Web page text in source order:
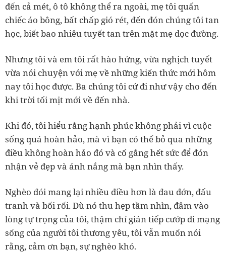
đến cả mét, ô tô không thể ra ngoài, mẹ tôi quấn
chiếc áo bông, bất chấp gió rét, đến đón chúng tôi tan
học, biết bao nhiêu tuyết tan trên mặt mẹ dọc đường.
Nhưng tôi và em tôi rất hào hứng, vừa nghịch tuyết
vừa nói chuyện với mẹ về những kiến thức mới hôm
nay tôi học được. Ba chúng tôi cứ đi như vậy cho đến
khi trời tối mịt mới về đến nhà.
Khi đó, tôi hiểu rằng hạnh phúc không phải vì cuộc
sống quá hoàn hảo, mà vì bạn có thể bỏ qua những
điều không hoàn hảo đó và cố gắng hết sức để đón
nhận vẻ đẹp và ánh nắng mà bạn nhìn thấy.
Nghèo đói mang lại nhiều điều hơn là đau đớn, đấu
tranh và bối rối. Dù nó thu hẹp tầm nhìn, đâm vào
lòng tự trọng của tôi, thậm chí gián tiếp cướp đi mạng
sống của người tôi thương yêu, tôi vẫn muốn nói
rằng, cảm ơn bạn, sự nghèo khó.